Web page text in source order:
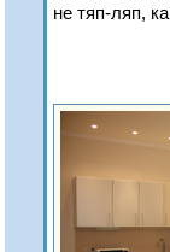
не тяп-ляп,